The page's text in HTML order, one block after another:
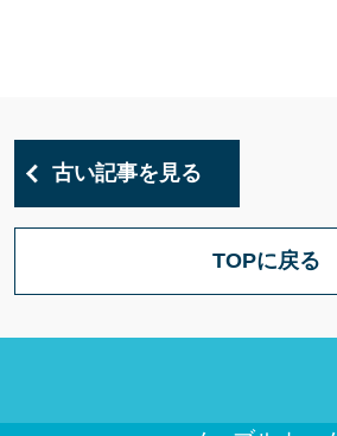
古い記事を見る
TOPに戻る